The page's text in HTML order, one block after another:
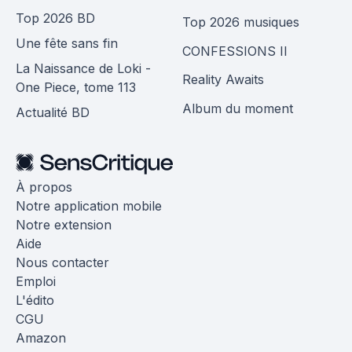
Top 2026 BD
Une fête sans fin
La Naissance de Loki -
One Piece, tome 113
Actualité BD
Top 2026 musiques
CONFESSIONS II
Reality Awaits
Album du moment
À propos
Notre application mobile
Notre extension
Aide
Nous contacter
Emploi
L'édito
CGU
Amazon